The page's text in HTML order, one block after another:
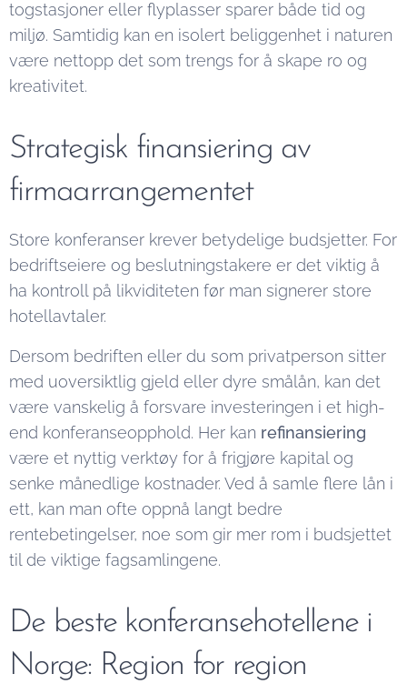
togstasjoner eller flyplasser sparer både tid og
miljø. Samtidig kan en isolert beliggenhet i naturen
være nettopp det som trengs for å skape ro og
kreativitet.
Strategisk finansiering av
firmaarrangementet
Store konferanser krever betydelige budsjetter. For
bedriftseiere og beslutningstakere er det viktig å
ha kontroll på likviditeten før man signerer store
hotellavtaler.
Dersom bedriften eller du som privatperson sitter
med uoversiktlig gjeld eller dyre smålån, kan det
være vanskelig å forsvare investeringen i et high-
end konferanseopphold. Her kan refinansiering
være et nyttig verktøy for å frigjøre kapital og
senke månedlige kostnader. Ved å samle flere lån i
ett, kan man ofte oppnå langt bedre
rentebetingelser, noe som gir mer rom i budsjettet
til de viktige fagsamlingene.
De beste konferansehotellene i
Norge: Region for region